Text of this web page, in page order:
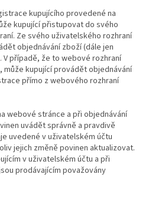
kupujícího provedené na
kupující přistupovat do svého
Ze svého uživatelského rozhraní
objednávání zboží (dále jen
V případě, že to webové rozhraní
může kupující provádět objednávání
přímo z webového rozhraní
webové stránce a při objednávání
uvádět správně a pravdivě
uvedené v uživatelském účtu
jejich změně povinen aktualizovat.
v uživatelském účtu a při
prodávajícím považovány